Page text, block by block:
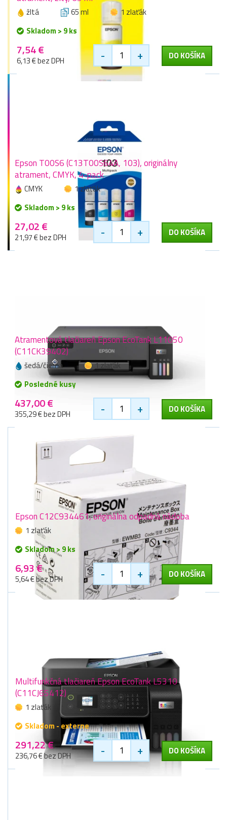
žltá 65 ml
1 zlaťák
Skladom > 9 ks
7,54 €
6,13 € bez DPH - + DO KOŠÍKA
Epson T00S6 (C13T00S64A, 103), originálny
atrament, CMYK, 4-pack
CMYK
1 zlaťák
Skladom > 9 ks
27,02 €
21,97 € bez DPH - + DO KOŠÍKA
Atramentová tlačiareň Epson EcoTank L11050
(C11CK39402)
šedá/čierna
1 zlaťák
Posledné kusy
437,00 €
355,29 € bez DPH - + DO KOŠÍKA
Epson C12C934461, originálna odpadná nádoba
1 zlaťák
Skladom > 9 ks
6,93 €
5,64 € bez DPH - + DO KOŠÍKA
Multifunkčná tlačiareň Epson EcoTank L5310
(C11CJ65412)
1 zlaťák
Skladom - externe
291,22 €
236,76 € bez DPH - + DO KOŠÍKA